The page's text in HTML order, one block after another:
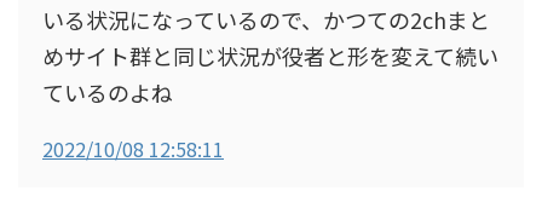
いる状況になっているので、かつての2chまと
めサイト群と同じ状況が役者と形を変えて続い
ているのよね
2022/10/08 12:58:11